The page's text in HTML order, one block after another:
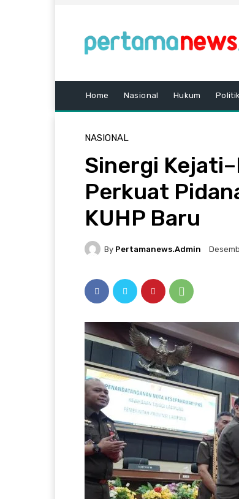
Home Nasional Hukum
NASIONAL
Sinergi
Perkuat
KUHP Baru
By Pertamanews.admin